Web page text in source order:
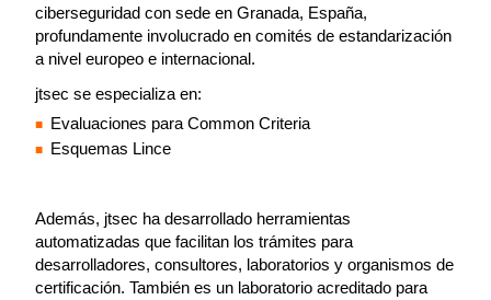
ciberseguridad con sede en Granada, España,
profundamente involucrado en comités de estandarización
a nivel europeo e internacional.
jtsec se especializa en:
Evaluaciones para Common Criteria
Esquemas Lince
Además, jtsec ha desarrollado herramientas
automatizadas que facilitan los trámites para
desarrolladores, consultores, laboratorios y organismos de
certificación. También es un laboratorio acreditado para